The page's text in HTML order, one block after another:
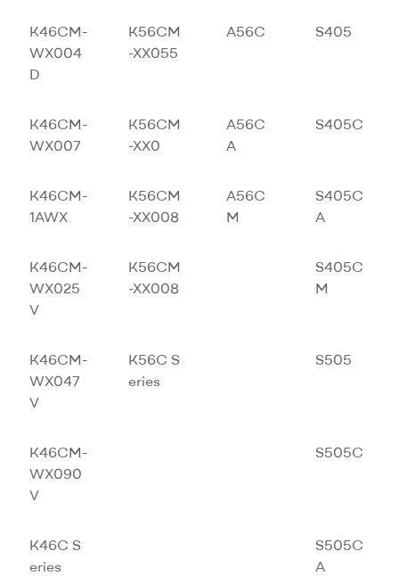
K46CM-
WX004
D
K56CM
-XX055
A56C S405
K46CM-
WX007
K56CM
-XX0
A56C
A
S405C
K46CM-
1AWX
K56CM
-XX008
A56C
M
S405C
A
K46CM-
WX025
V
K56CM
-XX008
S405C
M
K46CM-
WX047
V
K56C S
eries
S505
K46CM-
WX090
V
S505C
K46C S
eries
S505C
A